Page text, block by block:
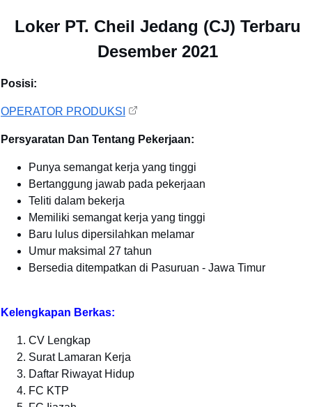
Loker PT. Cheil Jedang (CJ) Terbaru
Desember 2021
Posisi:
OPERATOR PRODUKSI
Persyaratan Dan Tentang Pekerjaan:
Punya semangat kerja yang tinggi
Bertanggung jawab pada pekerjaan
Teliti dalam bekerja
Memiliki semangat kerja yang tinggi
Baru lulus dipersilahkan melamar
Umur maksimal 27 tahun
Bersedia ditempatkan di Pasuruan - Jawa Timur
Kelengkapan Berkas:
CV Lengkap
Surat Lamaran Kerja
Daftar Riwayat Hidup
FC KTP